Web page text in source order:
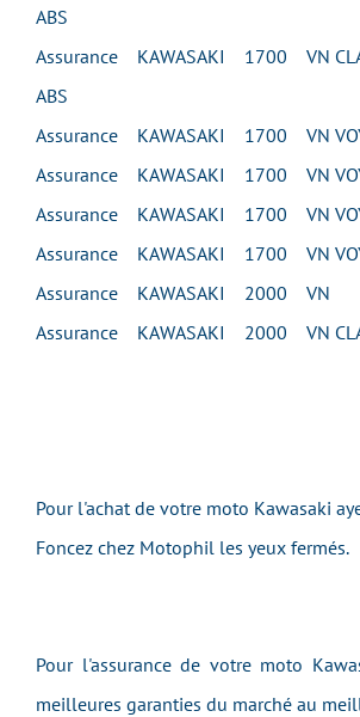
ABS
Assurance KAWASAKI 1700 VN
ABS
Assurance KAWASAKI 1700 VN
Assurance KAWASAKI 1700 VN
Assurance KAWASAKI 1700 VN
Assurance KAWASAKI 1700 VN
Assurance KAWASAKI 2000 VN
Assurance KAWASAKI 2000 VN
Pour l'achat de votre moto Kawasaki
Foncez chez Motophil les yeux fermés.
Pour l'assurance de votre moto
meilleures garanties du marché au